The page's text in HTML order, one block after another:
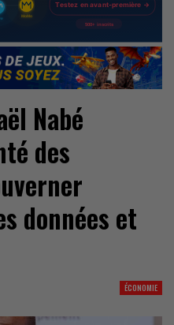
Nabé
des
données et
ÉCONOMIE